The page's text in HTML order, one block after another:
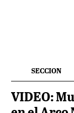
SECCION
VIDEO: